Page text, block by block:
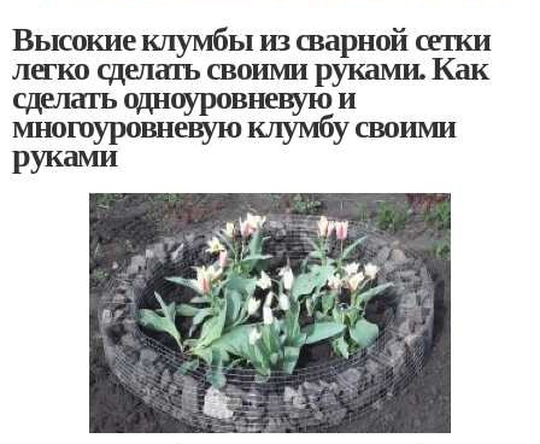
Высокие клумбы из сварной сетки
легко сделать своими руками. Как
сделать одноуровневую и
многоуровневую клумбу своими
руками